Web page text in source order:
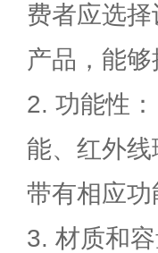
费者应选
产品，能
2. 功能性
能、红外
带有相应
3. 材质和